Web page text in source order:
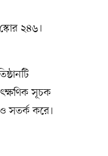
২৪৬।
সূচক
সতর্ক করে।